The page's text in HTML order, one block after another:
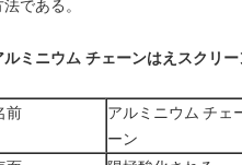
法である。
ルミニウム チェーンはえスクリ
前
アルミニウム チェ
ーン